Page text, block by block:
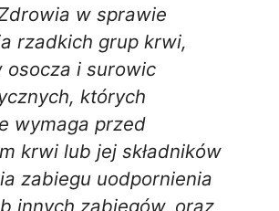
w sprawie
rzadkich grup krwi,
osocza i surowic
których
wymaga przed
krwi lub jej składników
zabiegu uodpornienia
innych zabiegów, oraz